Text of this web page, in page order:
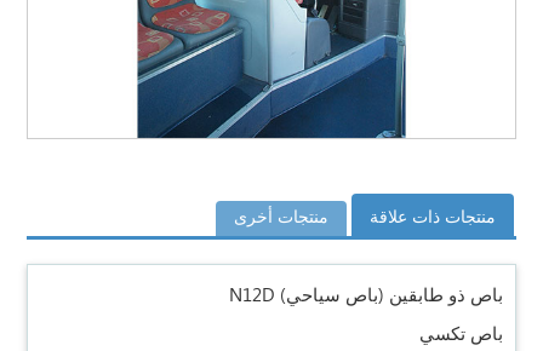
منتجات ذات علاقة منتجات أخرى
باص ذو طابقين (باص سياحي) N12D
باص تكسي